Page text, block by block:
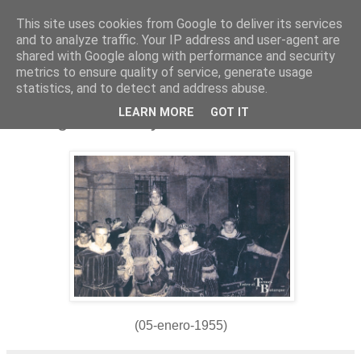
Cabalgata de Reyes
(05-enero-1955)
This site uses cookies from Google to deliver its services
and to analyze traffic. Your IP address and user-agent are
shared with Google along with performance and security
metrics to ensure quality of service, generate usage
statistics, and to detect and address abuse.
LEARN MORE GOT IT